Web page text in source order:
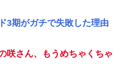
3期がガチで失敗した理由
咲さん、もうめちゃくちゃ